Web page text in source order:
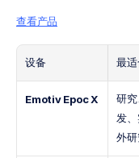
查看产品
设备 最
Emotiv Epoc X
研
发
外